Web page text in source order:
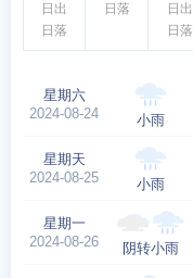
日出
日落
日落
日出
日落
星期六
2024-08-24
小雨
星期天
2024-08-25
小雨
星期一
2024-08-26
阴转小雨